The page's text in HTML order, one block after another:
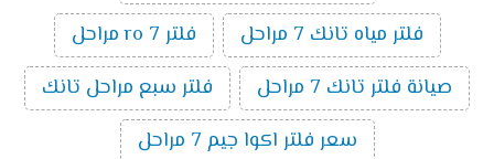
فلتر مياه تانك 7 مراحل
فلتر ro 7 مراحل
صيانة فلتر تانك 7 مراحل
فلتر سبع مراحل تانك
سعر فلتر اكوا جيم 7 مراحل